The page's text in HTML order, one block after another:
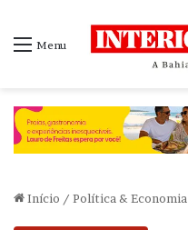
Menu
Início / Política & Economia